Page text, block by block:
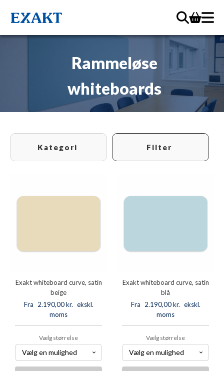
Rammeløse
whiteboards
Kategori Filter
Exakt whiteboard curve, satin
beige
Fra
2.190,00kr. ekskl.
moms
Vælg størrelse
Exakt whiteboard curve, satin
blå
Fra
2.190,00kr. ekskl.
moms
Vælg størrelse